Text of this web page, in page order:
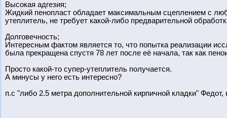
Высокая адгезия;
Жидкий пенопласт обладает максимальным сцеплением с
утеплитель, не требует какой-либо предварительной
Долговечность;
Интересным фактом является то, что попытка реализации
была прекращена спустя 78 лет после её начала, так как
Просто какой-то супер-утеплитель получается.
А минусы у него есть интересно?
п.с "либо 2.5 метра дополнительной кирпичной кладки"